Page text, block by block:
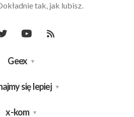
tak, jak lubisz.
Geex
się lepiej
x-kom